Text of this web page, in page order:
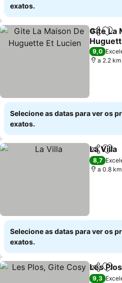
exatos.
Partilhar
Gite La
9,0
a 2.2
Selecione as datas para ver os
exatos.
Partilhar
La Villa
8,7
a 0.8
Selecione as datas para ver os
exatos.
Partilhar
Les
9,3